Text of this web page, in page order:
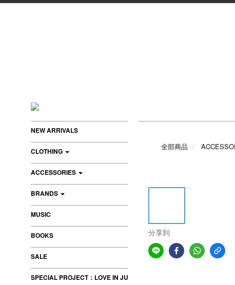
NEW ARRIVALS
CLOTHING
ACCESSORIES
BRANDS
MUSIC
BOOKS
SALE
SPECIAL PROJECT：LOVE IN JU
全部商品
分享到